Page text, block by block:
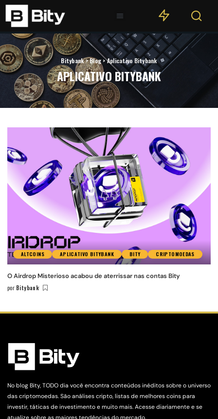
Bitybank>Blog >Aplicativo Bitybank
APLICATIVO BITYBANK
ALTCOINS APLICATIVO BITYBANK BITY CRIPTOMOEDAS
O Airdrop Misterioso acabou de aterrissar nas contas Bity
por Bitybank
No blog Bity, TODO dia você encontra conteúdos inéditos sobre o universo
das criptomoedas. São análises cripto, listas de melhores coins para
investir, táticas de investimento e muito mais. Acesse diariamente e se
atualize sobre as maiores tendências do mercado.